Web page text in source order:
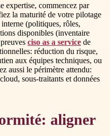
expertise, commencez par
la maturité de votre pilotage
(politiques, rôles,
disponibles (inventaire
ciso as a service de
réduction du risque,
aux équipes techniques, ou
aussi le périmètre attendu:
sous-traitants et données
aligner